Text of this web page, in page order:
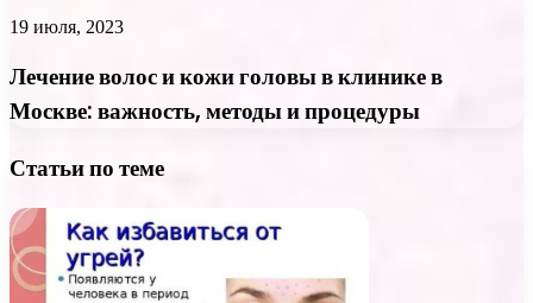
19 июля, 2023
Лечение волос и кожи головы в клинике в
Москве: важность, методы и процедуры
Статьи по теме